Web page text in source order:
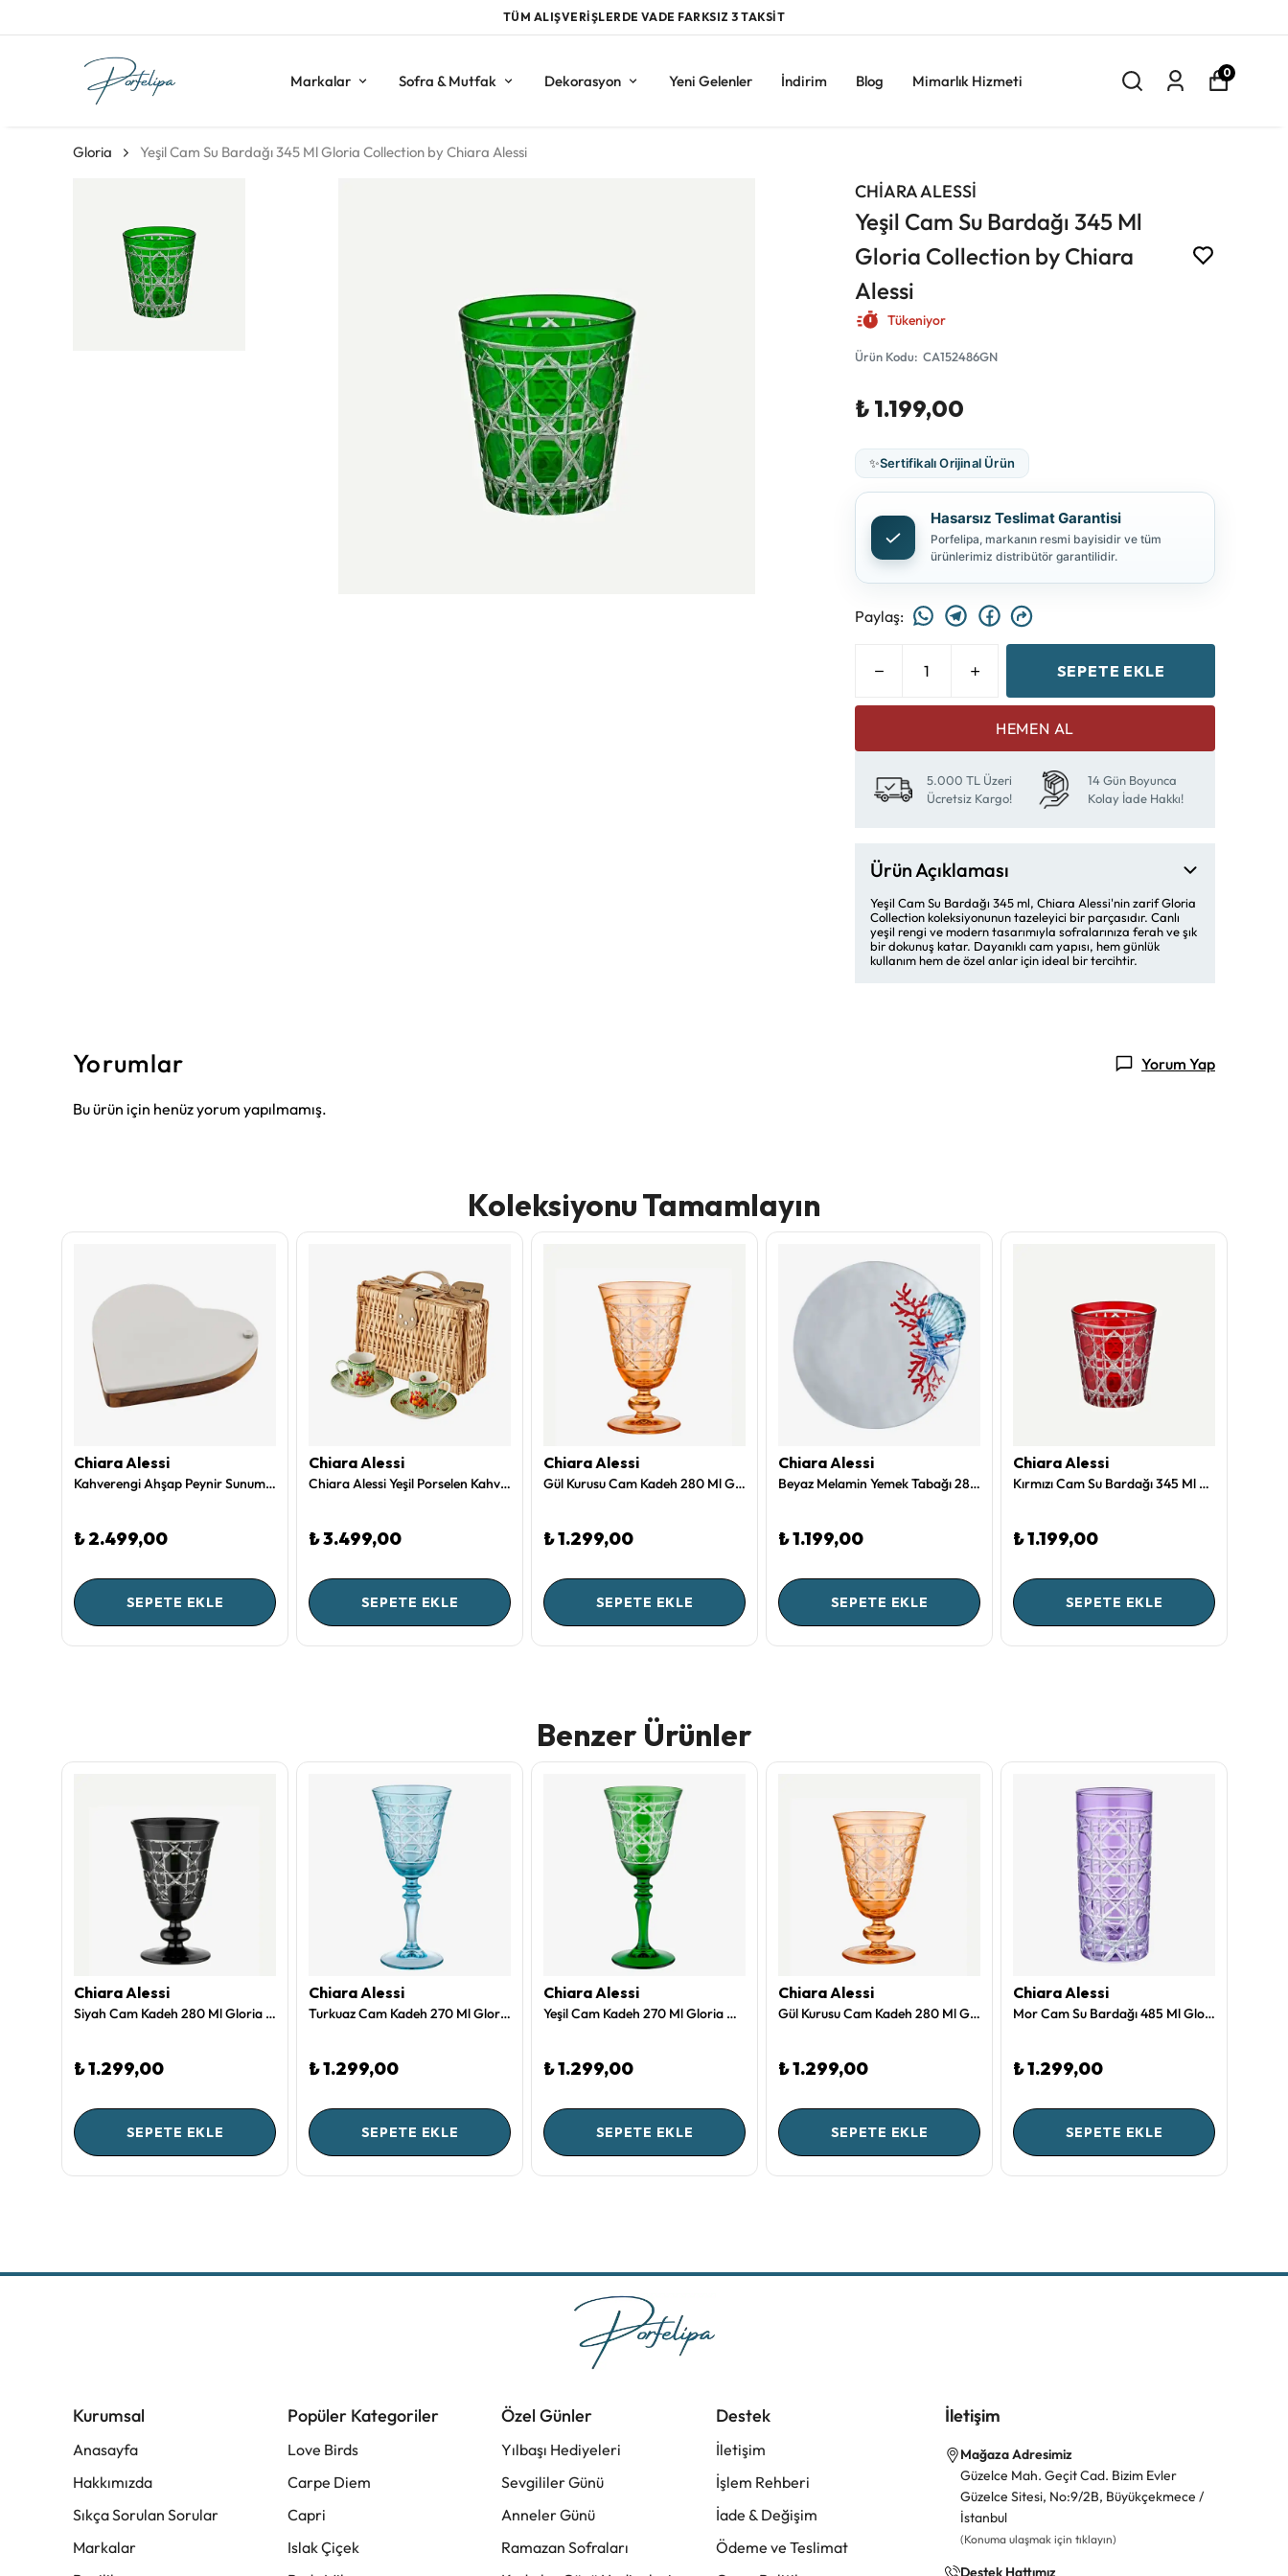
TÜM ALIŞVERİŞLERDE VADE FARKSIZ 3 TAKSİT
Markalar Sofra & Mutfak Dekorasyon Yeni Gelenler İndirim Blog Mimarlık Hizmeti 0
Gloria Yeşil Cam Su Bardağı 345 Ml Gloria Collection by Chiara Alessi
CHİARA ALESSİ
Yeşil Cam Su Bardağı 345 Ml
Gloria Collection by Chiara
Alessi
Tükeniyor
Ürün Kodu: CA152486GN
₺ 1.199,00
✨Sertifikalı Orijinal Ürün
Hasarsız Teslimat Garantisi
Porfelipa, markanın resmi bayisidir ve tüm
ürünlerimiz distribütör garantilidir.
Paylaş:
SEPETE EKLE
HEMEN AL
5.000 TL Üzeri
Ücretsiz Kargo!
14 Gün Boyunca
Kolay İade Hakkı!
Ürün Açıklaması
Yeşil Cam Su Bardağı 345 ml, Chiara Alessi'nin zarif Gloria
Collection koleksiyonunun tazeleyici bir parçasıdır. Canlı
yeşil rengi ve modern tasarımıyla sofralarınıza ferah ve şık
bir dokunuş katar. Dayanıklı cam yapısı, hem günlük
kullanım hem de özel anlar için ideal bir tercihtir.
Yorumlar Yorum Yap
Bu ürün için henüz yorum yapılmamış.
Koleksiyonu Tamamlayın
Chiara Alessi
Kahverengi Ahşap Peynir Sunum Tabağı Acacia Elegance Collection by Chiara Alessi
₺ 2.499,00
SEPETE EKLE
Chiara Alessi
Chiara Alessi Yeşil Porselen Kahve Fincan Seti 120 Ml CAPCF1EGRL2
₺ 3.499,00
SEPETE EKLE
Chiara Alessi
Gül Kurusu Cam Kadeh 280 Ml Gloria Collection by Chiara Alessi
₺ 1.299,00
SEPETE EKLE
Chiara Alessi
Beyaz Melamin Yemek Tabağı 28 Cm Bambu Collection by Chiara Alessi
₺ 1.199,00
SEPETE EKLE
Chiara Alessi
Kırmızı Cam Su Bardağı 345 Ml Gloria Collection by Chiara Alessi
₺ 1.199,00
SEPETE EKLE
Benzer Ürünler
Chiara Alessi
Siyah Cam Kadeh 280 Ml Gloria Collection by Chiara Alessi
₺ 1.299,00
SEPETE EKLE
Chiara Alessi
Turkuaz Cam Kadeh 270 Ml Gloria Collection by Chiara Alessi
₺ 1.299,00
SEPETE EKLE
Chiara Alessi
Yeşil Cam Kadeh 270 Ml Gloria Collection by Chiara Alessi
₺ 1.299,00
SEPETE EKLE
Chiara Alessi
Gül Kurusu Cam Kadeh 280 Ml Gloria Collection by Chiara Alessi
₺ 1.299,00
SEPETE EKLE
Chiara Alessi
Mor Cam Su Bardağı 485 Ml Gloria Collection by Chiara Alessi
₺ 1.299,00
SEPETE EKLE
Kurumsal
Anasayfa
Hakkımızda
Sıkça Sorulan Sorular
Markalar
Popüler Kategoriler
Love Birds
Carpe Diem
Capri
Islak Çiçek
Özel Günler
Yılbaşı Hediyeleri
Sevgililer Günü
Anneler Günü
Ramazan Sofraları
Destek
İletişim
İşlem Rehberi
İade & Değişim
Ödeme ve Teslimat
İletişim
Mağaza Adresimiz
Güzelce Mah. Geçit Cad. Bizim Evler
Güzelce Sitesi, No:9/2B, Büyükçekmece /
İstanbul
(Konuma ulaşmak için tıklayın)
Destek Hattımız